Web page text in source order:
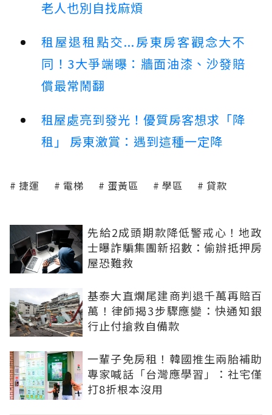
老人也別自找麻煩
租屋退租點交...房東房客觀念大不
同！3大爭端曝：牆面油漆、沙發賠
償最常鬧翻
租屋處亮到發光！優質房客想求「降
租」 房東激賞：遇到這種一定降
捷運 電梯 蛋黃區 學區 貸款
先給2成頭期款降低警戒心！地政
士曝詐騙集團新招數：偷辦抵押房
屋恐難救
基泰大直爛尾建商判退千萬再賠百
萬！律師揭3步驟應變：快通知銀
行止付搶救自備款
一輩子免房租！韓國推生兩胎補助
專家喊話「台灣應學習」：社宅僅
打8折根本沒用